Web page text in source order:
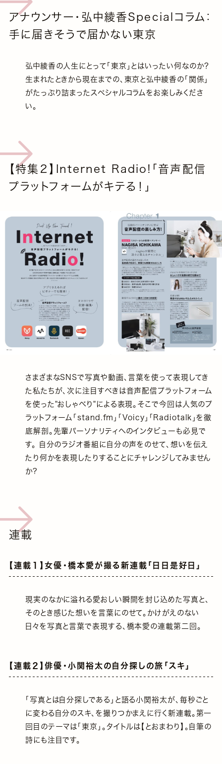
アナウンサー・弘中綾香Specialコラム：
手に届きそうで届かない東京
弘中綾香の人生にとって「東京」とはいったい何なのか？
生まれたときから現在までの、東京と弘中綾香の「関係」
がたっぷり詰まったスペシャルコラムをお楽しみくださ
い。
【特集２】Internet Radio!「音声配信
プラットフォームがキテる！」
さまざまなSNSで写真や動画、言葉を使って表現してき
た私たちが、次に注目すべきは音声配信プラットフォーム
を使った"おしゃべり"による表現。そこで今回は人気のプ
ラットフォーム「stand.fm」「Voicy」「Radiotalk」を徹
底解剖。先輩パーソナリティへのインタビューも必見で
す。 自分のラジオ番組に自分の声をのせて、想いを伝え
たり何かを表現したりすることにチャレンジしてみません
か?
連載
【連載１】女優・橋本愛が撮る新連載「日日是好日」
現実のなかに溢れる愛おしい瞬間を封じ込めた写真と、
そのとき感じた想いを言葉にのせて。かけがえのない
日々を写真と言葉で表現する、橋本愛の連載第二回。
【連載２】俳優・小関裕太の自分探しの旅「スキ」
「写真とは自分探しである」と語る小関裕太が、毎秒ごと
に変わる自分のスキ、を撮りつかまえに行く新連載。第一
回目のテーマは「東京」。タイトルは【とおまわり】。自筆の
詩にも注目です。